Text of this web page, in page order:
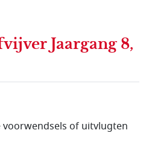
Jaargang 8,
voorwendsels of uitvlugten